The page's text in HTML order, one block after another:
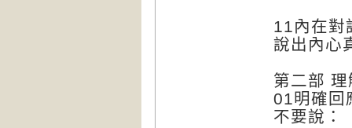
11內在對
說出內心
第二部
01明確回
不要說：